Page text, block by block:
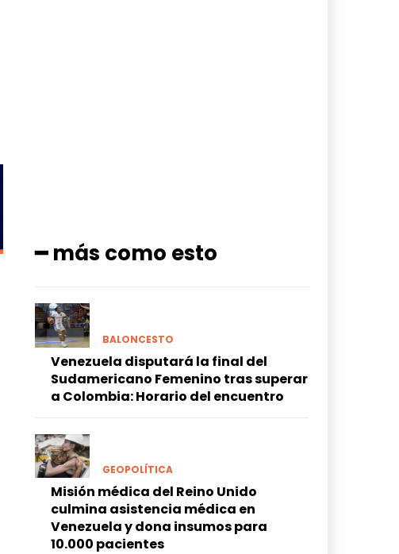
━ más como esto
BALONCESTO
Venezuela disputará la final del
Sudamericano Femenino tras superar
a Colombia: Horario del encuentro
GEOPOLÍTICA
Misión médica del Reino Unido
culmina asistencia médica en
Venezuela y dona insumos para
10.000 pacientes